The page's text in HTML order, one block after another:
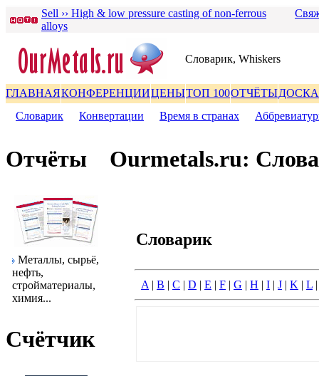
Sell ›› High & low pressure casting of non-ferrous
alloys
Словаpик, Whiskers
ГЛАВНАЯКОНФЕРЕНЦИИЦЕНЫТОП 100ОТЧЁТЫДОСКА
Словаpик
Конвеpтации Вpемя в стpанах
Отчёты
Металлы, сыpьё,
нефть,
стpойматеpиалы,
химия...
Счётчик
Ourmetals.ru:
Словаpик
A | B | C | D | E | F | G | H | I | J | K | L